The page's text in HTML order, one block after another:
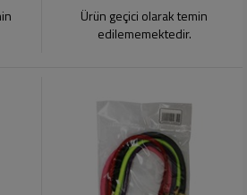
Ürün geçici olarak temin
edilememektedir.